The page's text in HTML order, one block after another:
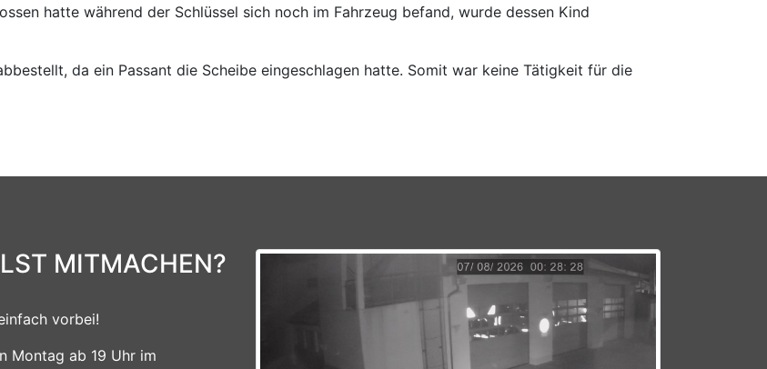
hatte während der Schlüssel sich noch im Fahrzeug befand, wurde dessen Kind
da ein Passant die Scheibe eingeschlagen hatte. Somit war keine Tätigkeit für die
MITMACHEN?
vorbei!
Montag ab 19 Uhr im